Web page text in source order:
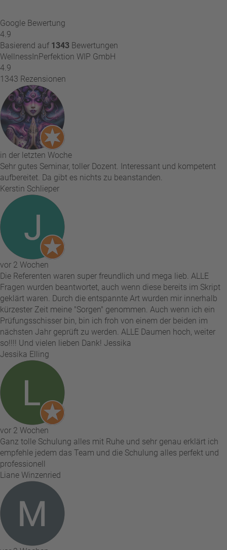
Google Bewertung
4.9
Basierend auf 1343 Bewertungen
WellnessInPerfektion WIP GmbH
4.9
1343 Rezensionen
in der letzten Woche
Sehr gutes Seminar, toller Dozent. Interessant und kompetent
aufbereitet. Da gibt es nichts zu beanstanden.
Kerstin Schlieper
vor 2 Wochen
Die Referenten waren super freundlich und mega lieb. ALLE
Fragen wurden beantwortet, auch wenn diese bereits im Skript
geklärt waren. Durch die entspannte Art wurden mir innerhalb
kürzester Zeit meine "Sorgen" genommen. Auch wenn ich ein
Prüfungsschisser bin, bin ich froh von einem der beiden im
nächsten Jahr geprüft zu werden. ALLE Daumen hoch, weiter
so!!!! Und vielen lieben Dank! Jessika
Jessika Elling
vor 2 Wochen
Ganz tolle Schulung alles mit Ruhe und sehr genau erklärt ich
empfehle jedem das Team und die Schulung alles perfekt und
professionell
Liane Winzenried